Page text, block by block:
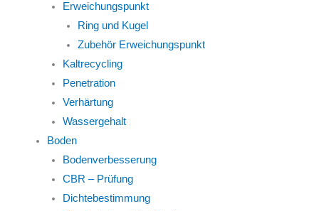
Erweichungspunkt
Ring und Kugel
Zubehör Erweichungspunkt
Kaltrecycling
Penetration
Verhärtung
Wassergehalt
Boden
Bodenverbesserung
CBR – Prüfung
Dichtebestimmung